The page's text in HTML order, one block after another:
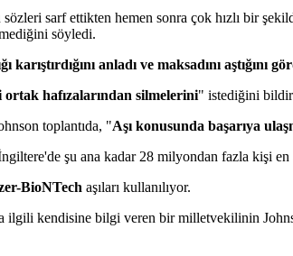
sarf ettikten hemen sonra çok hızlı bir
söyledi.
anladı ve maksadını aştığını
ortak hafızalarından silmelerini" istediğini
toplantıda, "Aşı konusunda başarıya
şu ana kadar 28 milyondan fazla kişi en
BioNTech aşıları kullanılıyor.
kendisine bilgi veren bir milletvekilinin